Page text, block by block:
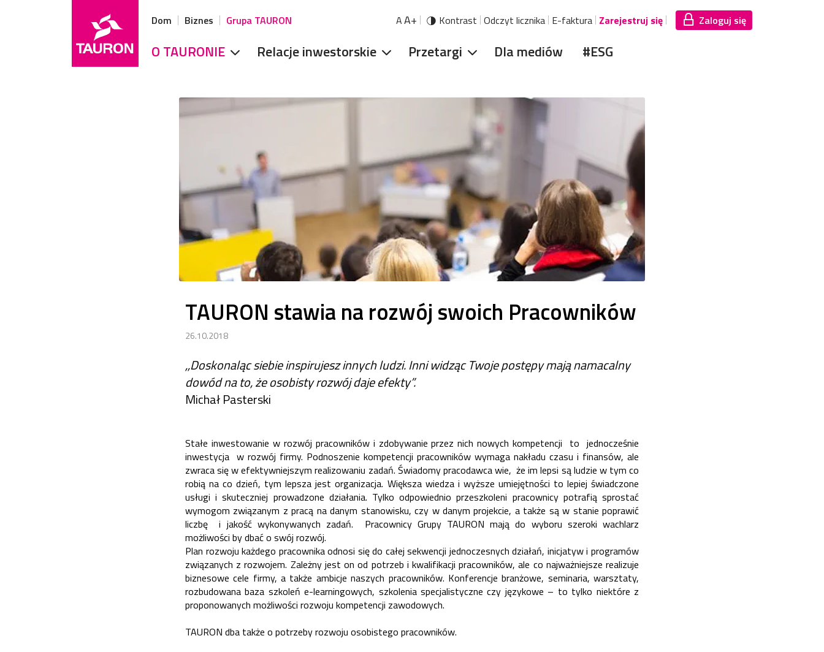
Dom Biznes Grupa TAURON Zaloguj się
O TAURONIE Relacje inwestorskie Przetargi Dla mediów #ESG
AA+ Kontrast Odczyt licznika E-faktura Zarejestruj się
TAURON stawia na rozwój swoich Pracowników
26.10.2018
,,Doskonaląc siebie inspirujesz innych ludzi. Inni widząc Twoje postępy mają namacalny
dowód na to, że osobisty rozwój daje efekty”.
Michał Pasterski
Stałe inwestowanie w rozwój pracowników i zdobywanie przez nich nowych kompetencji to jednocześnie
inwestycja w rozwój firmy. Podnoszenie kompetencji pracowników wymaga nakładu czasu i finansów, ale
zwraca się w efektywniejszym realizowaniu zadań. Świadomy pracodawca wie, że im lepsi są ludzie w tym co
robią na co dzień, tym lepsza jest organizacja. Większa wiedza i wyższe umiejętności to lepiej świadczone
usługi i skuteczniej prowadzone działania. Tylko odpowiednio przeszkoleni pracownicy potrafią sprostać
wymogom związanym z pracą na danym stanowisku, czy w danym projekcie, a także są w stanie poprawić
liczbę i jakość wykonywanych zadań. Pracownicy Grupy TAURON mają do wyboru szeroki wachlarz
możliwości by dbać o swój rozwój.
Plan rozwoju każdego pracownika odnosi się do całej sekwencji jednoczesnych działań, inicjatyw i programów
związanych z rozwojem. Zależny jest on od potrzeb i kwalifikacji pracowników, ale co najważniejsze realizuje
biznesowe cele firmy, a także ambicje naszych pracowników. Konferencje branżowe, seminaria, warsztaty,
rozbudowana baza szkoleń e-learningowych, szkolenia specjalistyczne czy językowe – to tylko niektóre z
proponowanych możliwości rozwoju kompetencji zawodowych.
TAURON dba także o potrzeby rozwoju osobistego pracowników.